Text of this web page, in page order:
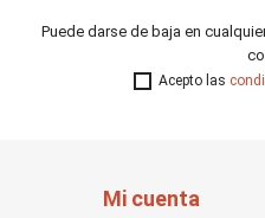
Puede darse de baja en
Acepto las
Mi cuenta